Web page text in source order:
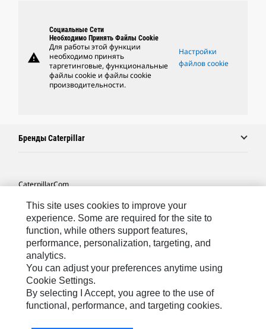
warning
Социальные Сети
Необходимо Принять Файлы Cookie
Для работы этой функции
необходимо принять
таргетинговые, функциональные
файлы cookie и файлы cookie
производительности.
Настройки
файлов cookie
Бренды Caterpillar
Caterpillar.com
Связаться С Caterpillar
Карта Сайта
Cookie Settings
Юридическая Информация
Конфиденциальность Личных Данных
This site uses cookies to improve your
experience. Some are required for the site to
function, while others support features,
performance, personalization, targeting, and
analytics.
You can adjust your preferences anytime using
Cookie Settings.
By selecting I Accept, you agree to the use of
functional, performance, and targeting cookies.